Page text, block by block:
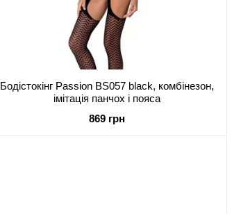
Бодістокінг Passion BS057 black, комбінезон,
імітація панчох і пояса
869 грн